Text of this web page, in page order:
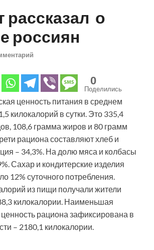
рассказал о
россиян
0
Поделились
ценность питания в среднем
килокалорий в сутки. Это 335,4
108,6 грамма жиров и 80 грамм
рациона составляют хлеб и
– 34,3%. На долю мяса и колбасы
Сахар и кондитерские изделия
12% суточного потребления.
из пищи получали жители
килокалории. Наименьшая
ценность рациона зафиксирована в
– 2180,1 килокалории.